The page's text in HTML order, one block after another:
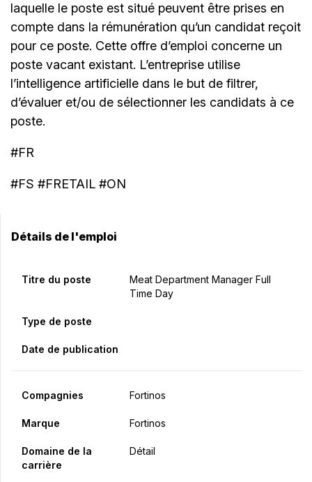
laquelle le poste est situé peuvent être prises en
compte dans la rémunération qu’un candidat reçoit
pour ce poste. Cette offre d’emploi concerne un
poste vacant existant. L’entreprise utilise
l’intelligence artificielle dans le but de filtrer,
d’évaluer et/ou de sélectionner les candidats à ce
poste.
#FR
#FS #FRETAIL #ON
Détails de l'emploi
Titre du poste
Meat Department Manager Full
Time Day
Type de poste
Date de publication
Compagnies Fortinos
Marque Fortinos
Domaine de la
carrière
Détail